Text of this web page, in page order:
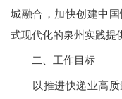
城融合，加快创建中
式现代化的泉州实践提
二、工作目标
以推进快递业高质